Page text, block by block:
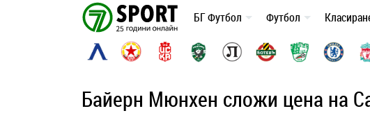
БГ Футбол Футбол
Байерн Мюнхен сложи цена на